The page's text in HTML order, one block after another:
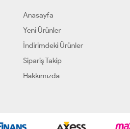
Anasayfa
Yeni Ürünler
İndirimdeki Ürünler
Sipariş Takip
Hakkımızda